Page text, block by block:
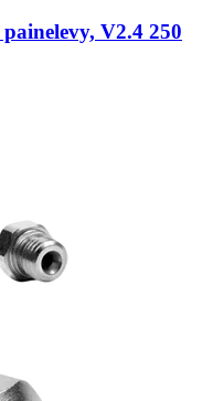
V2.4 250